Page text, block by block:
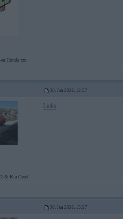
Honda crx
30. Jan 2026, 12:57
& Kia Ceed
Links
30. Jan 2026, 13:27